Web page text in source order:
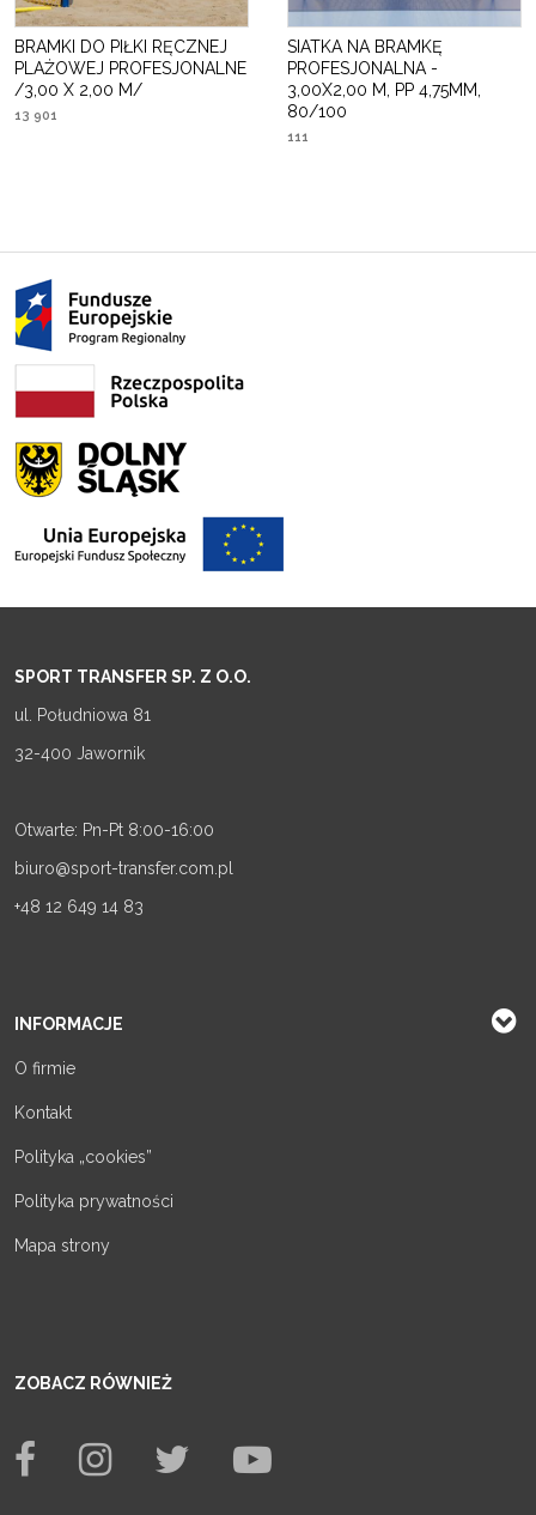
BRAMKI DO PIŁKI RĘCZNEJ
PLAŻOWEJ PROFESJONALNE
/3,00 X 2,00 M/
13 901
SIATKA NA BRAMKĘ
PROFESJONALNA -
3,00X2,00 M, PP 4,75MM,
80/100
111
SPORT TRANSFER SP. Z O.O.
ul. Południowa 81
32-400 Jawornik
Otwarte: Pn-Pt 8:00-16:00
biuro@sport-transfer.com.pl
+48 12 649 14 83
INFORMACJE
O firmie
Kontakt
Polityka „cookies”
Polityka prywatności
Mapa strony
ZOBACZ RÓWNIEŻ